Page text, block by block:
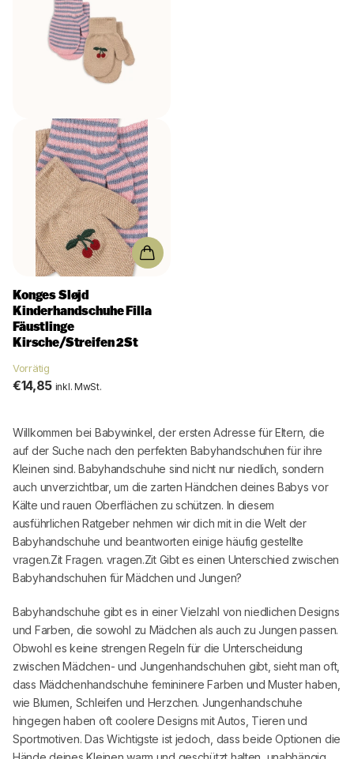
Konges Sløjd
Kinderhandschuhe Filla
Fäustlinge
Kirsche/Streifen 2St
Vorrätig
€14,85 inkl. MwSt.
Willkommen bei Babywinkel , der ersten Adresse für Eltern, die
auf der Suche nach den perfekten Babyhandschuhen für ihre
Kleinen sind. Babyhandschuhe sind nicht nur niedlich, sondern
auch unverzichtbar, um die zarten Händchen deines Babys vor
Kälte und rauen Oberflächen zu schützen. In diesem
ausführlichen Ratgeber nehmen wir dich mit in die Welt der
Babyhandschuhe und beantworten einige häufig gestellte
vragen.Zit Fragen. vragen.Zit Gibt es einen Unterschied zwischen
Babyhandschuhen für Mädchen und Jungen?
Babyhandschuhe gibt es in einer Vielzahl von niedlichen Designs
und Farben, die sowohl zu Mädchen als auch zu Jungen passen.
Obwohl es keine strengen Regeln für die Unterscheidung
zwischen Mädchen- und Jungenhandschuhen gibt, sieht man oft,
dass Mädchenhandschuhe femininere Farben und Muster haben,
wie Blumen, Schleifen und Herzchen. Jungenhandschuhe
hingegen haben oft coolere Designs mit Autos, Tieren und
Sportmotiven. Das Wichtigste ist jedoch, dass beide Optionen die